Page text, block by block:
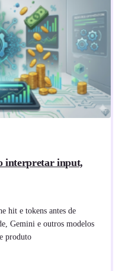
interpretar input,
hit e tokens antes de
Gemini e outros modelos
produto